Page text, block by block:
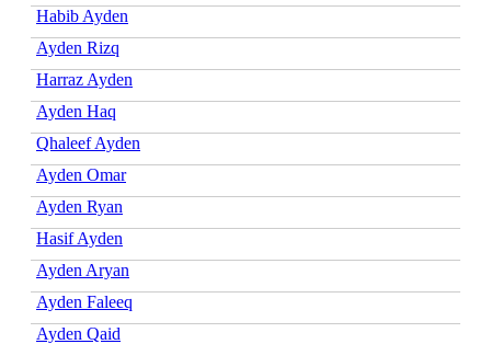
Habib Ayden
Ayden Rizq
Harraz Ayden
Ayden Haq
Qhaleef Ayden
Ayden Omar
Ayden Ryan
Hasif Ayden
Ayden Aryan
Ayden Faleeq
Ayden Qaid